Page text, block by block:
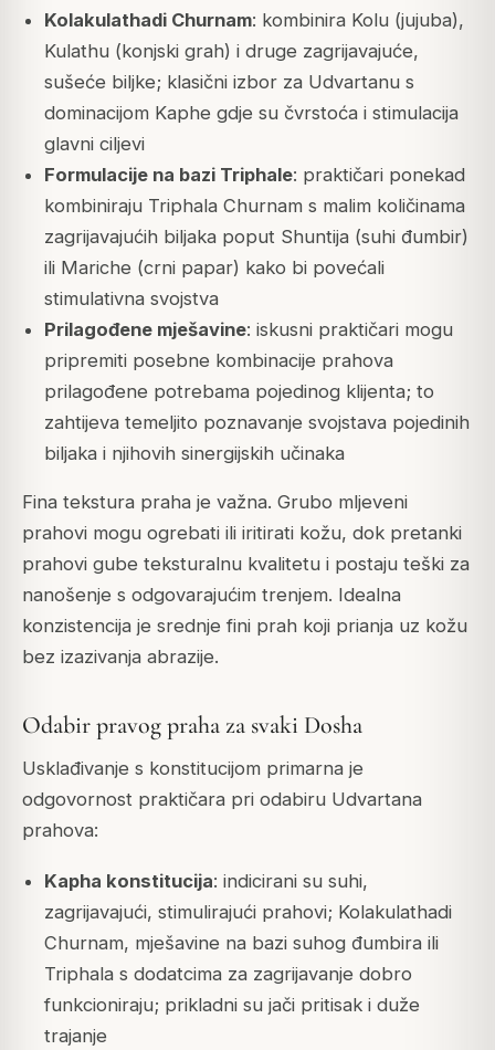
Kolakulathadi Churnam: kombinira Kolu (jujuba),
Kulathu (konjski grah) i druge zagrijavajuće,
sušeće biljke; klasični izbor za Udvartanu s
dominacijom Kaphe gdje su čvrstoća i stimulacija
glavni ciljevi
Formulacije na bazi Triphale: praktičari ponekad
kombiniraju Triphala Churnam s malim količinama
zagrijavajućih biljaka poput Shuntija (suhi đumbir)
ili Mariche (crni papar) kako bi povećali
stimulativna svojstva
Prilagođene mješavine: iskusni praktičari mogu
pripremiti posebne kombinacije prahova
prilagođene potrebama pojedinog klijenta; to
zahtijeva temeljito poznavanje svojstava pojedinih
biljaka i njihovih sinergijskih učinaka
Fina tekstura praha je važna. Grubo mljeveni
prahovi mogu ogrebati ili iritirati kožu, dok pretanki
prahovi gube teksturalnu kvalitetu i postaju teški za
nanošenje s odgovarajućim trenjem. Idealna
konzistencija je srednje fini prah koji prianja uz kožu
bez izazivanja abrazije.
Odabir pravog praha za svaki Dosha
Usklađivanje s konstitucijom primarna je
odgovornost praktičara pri odabiru Udvartana
prahova:
Kapha konstitucija: indicirani su suhi,
zagrijavajući, stimulirajući prahovi; Kolakulathadi
Churnam, mješavine na bazi suhog đumbira ili
Triphala s dodatcima za zagrijavanje dobro
funkcioniraju; prikladni su jači pritisak i duže
trajanje